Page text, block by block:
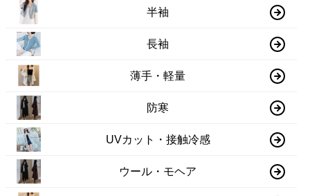
半袖
長袖
薄手・軽量
防寒
UVカット・接触冷感
ウール・モヘア